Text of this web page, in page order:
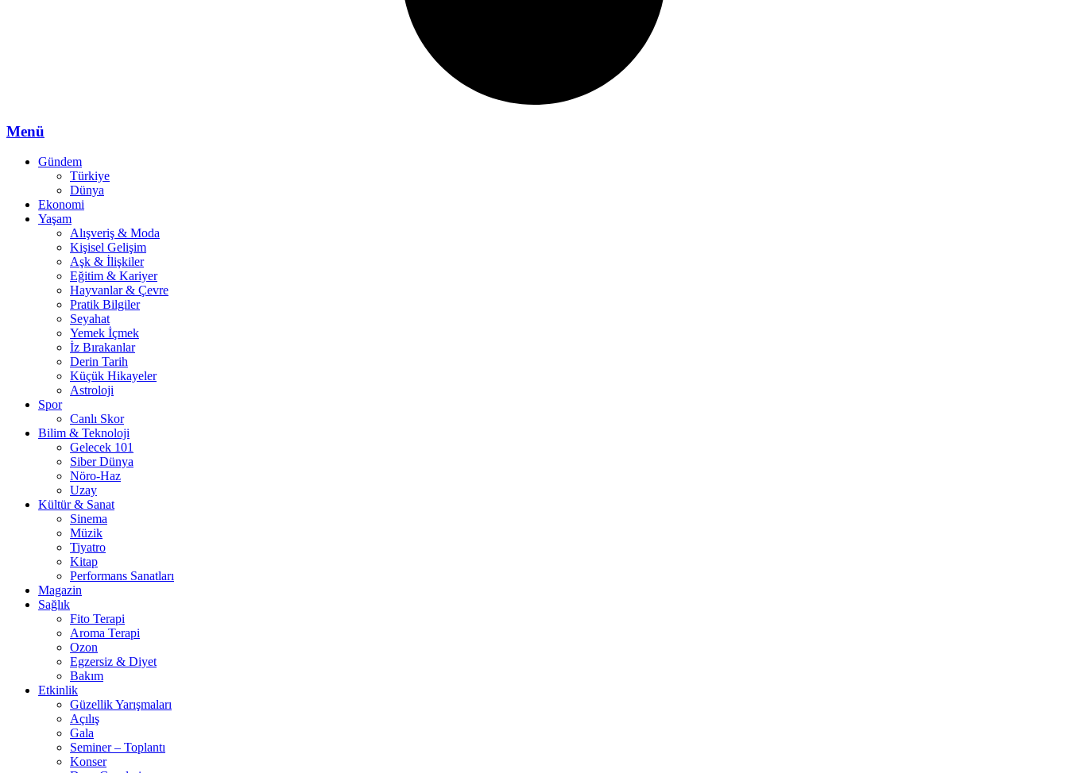
Menü
Gündem
Türkiye
Dünya
Ekonomi
Yaşam
Alışveriş & Moda
Kişisel Gelişim
Aşk & İlişkiler
Eğitim & Kariyer
Hayvanlar & Çevre
Pratik Bilgiler
Seyahat
Yemek İçmek
İz Bırakanlar
Derin Tarih
Küçük Hikayeler
Astroloji
Spor
Canlı Skor
Bilim & Teknoloji
Gelecek 101
Siber Dünya
Nöro-Haz
Uzay
Kültür & Sanat
Sinema
Müzik
Tiyatro
Kitap
Performans Sanatları
Magazin
Sağlık
Fito Terapi
Aroma Terapi
Ozon
Egzersiz & Diyet
Bakım
Etkinlik
Güzellik Yarışmaları
Açılış
Gala
Seminer – Toplantı
Konser